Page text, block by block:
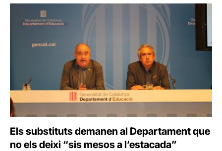
Els substituts demanen al Departament que
no els deixi “sis mesos a l’estacada”